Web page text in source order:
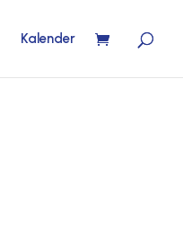
Kalender